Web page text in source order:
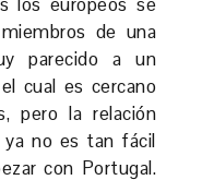
de una
parecido a un
cual es cercano
pero la relación
no es tan fácil
con Portugal.